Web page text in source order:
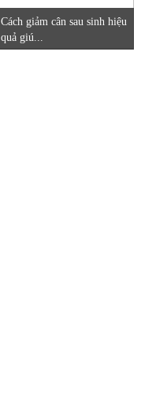
Cách giảm cân sau sinh hiệu
quả giú...